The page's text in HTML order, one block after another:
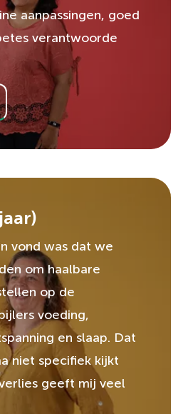
aanpassingen, goed
verantwoorde
jaar)
vond was dat we
om haalbare
op de
voeding,
en slaap. Dat
niet specifiek kijkt
geeft mij veel